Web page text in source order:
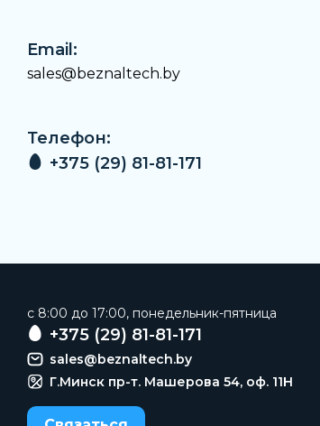
Email:
sales@beznaltech.by
Телефон:
+375 (29) 81-81-171
c 8:00 до 17:00, понедельник-пятница
+375 (29) 81-81-171
sales@beznaltech.by
Г.Минск пр-т. Машерова 54, оф. 11H